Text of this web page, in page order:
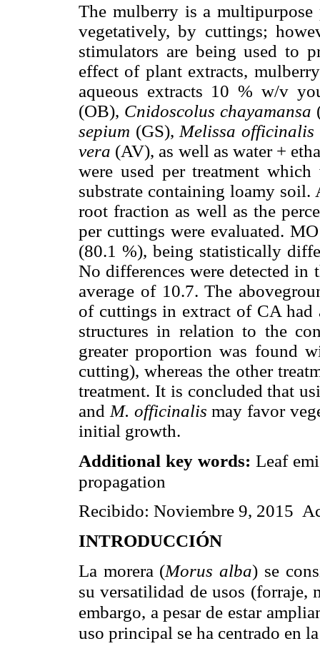
The mulberry is a
vegetatively, by cuttings;
stimulators are being used to
effect of plant extracts,
aqueous extracts 10 % w/v
(OB), Cnidoscolus chayamansa
sepium (GS), Melissa officinalis
vera (AV), as well as water +
were used per treatment
substrate containing loamy
root fraction as well as the
per cuttings were evaluated.
(80.1 %), being statistically
No differences were detected
average of 10.7. The
of cuttings in extract of CA
structures in relation to the
greater proportion was found
cutting), whereas the other
treatment. It is concluded that
and M. officinalis may favor
initial growth.
Additional key words: Leaf
propagation
Recibido: Noviembre 9, 2015
INTRODUCCIÓN
La morera (Morus alba) se
su versatilidad de usos (forraje,
embargo, a pesar de estar
uso principal se ha centrado en